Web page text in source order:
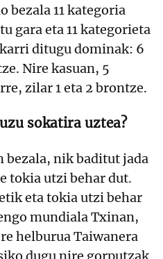
bezala 11 kategoria
gara eta 11 kategorieta
ditugu dominak: 6
Nire kasuan, 5
zilar 1 eta 2 brontze.
sokatira uztea?
bezala, nik baditut jada
tokia utzi behar dut.
eta tokia utzi behar
mundiala Txinan,
helburua Taiwanera